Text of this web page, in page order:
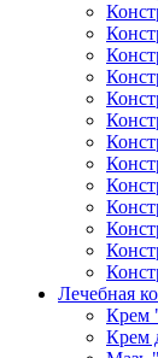
Лечебная
Крем
Крем